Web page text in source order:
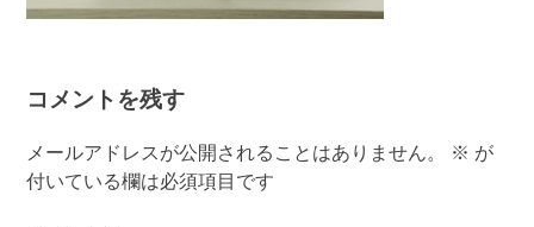
コメントを残す
メールアドレスが公開されることはありません。 ※ が
付いている欄は必須項目です